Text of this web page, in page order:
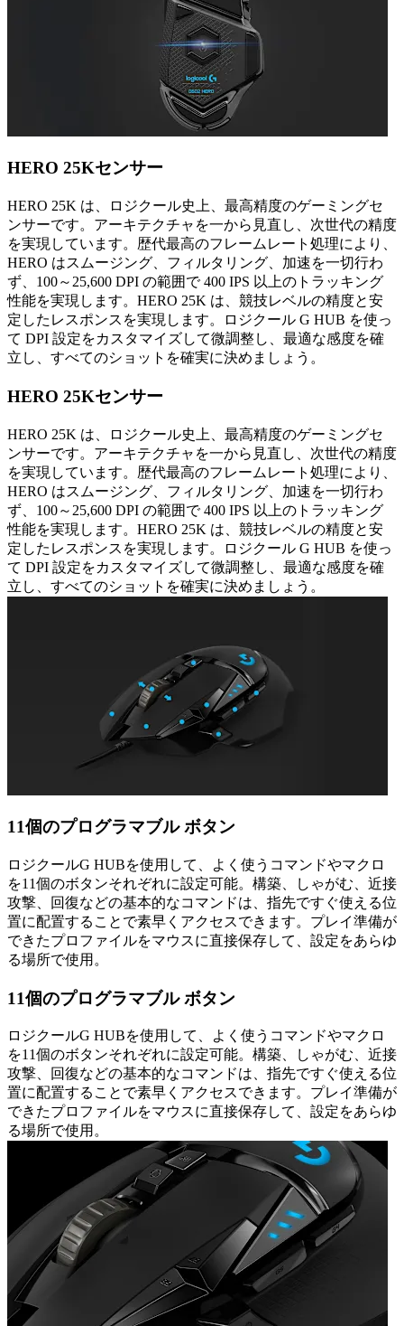
HERO 25Kセンサー
HERO 25K は、ロジクール史上、最高精度のゲーミングセ
ンサーです。アーキテクチャを一から見直し、次世代の精度
を実現しています。歴代最高のフレームレート処理により、
HERO はスムージング、フィルタリング、加速を一切行わ
ず、100～25,600 DPI の範囲で 400 IPS 以上のトラッキング
性能を実現します。HERO 25K は、競技レベルの精度と安
定したレスポンスを実現します。ロジクール G HUB を使っ
て DPI 設定をカスタマイズして微調整し、最適な感度を確
立し、すべてのショットを確実に決めましょう。
HERO 25Kセンサー
HERO 25K は、ロジクール史上、最高精度のゲーミングセ
ンサーです。アーキテクチャを一から見直し、次世代の精度
を実現しています。歴代最高のフレームレート処理により、
HERO はスムージング、フィルタリング、加速を一切行わ
ず、100～25,600 DPI の範囲で 400 IPS 以上のトラッキング
性能を実現します。HERO 25K は、競技レベルの精度と安
定したレスポンスを実現します。ロジクール G HUB を使っ
て DPI 設定をカスタマイズして微調整し、最適な感度を確
立し、すべてのショットを確実に決めましょう。
11個のプログラマブル ボタン
ロジクールG HUBを使用して、よく使うコマンドやマクロ
を11個のボタンそれぞれに設定可能。構築、しゃがむ、近接
攻撃、回復などの基本的なコマンドは、指先ですぐ使える位
置に配置することで素早くアクセスできます。プレイ準備が
できたプロファイルをマウスに直接保存して、設定をあらゆ
る場所で使用。
11個のプログラマブル ボタン
ロジクールG HUBを使用して、よく使うコマンドやマクロ
を11個のボタンそれぞれに設定可能。構築、しゃがむ、近接
攻撃、回復などの基本的なコマンドは、指先ですぐ使える位
置に配置することで素早くアクセスできます。プレイ準備が
できたプロファイルをマウスに直接保存して、設定をあらゆ
る場所で使用。